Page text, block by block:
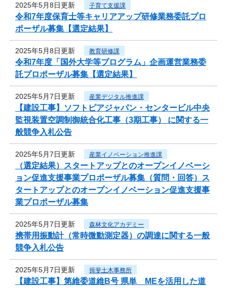
2025年5月8日更新 子育て支援課
令和7年度保育士等キャリアアップ研修業務委託プロ
ポーザル募集【選定結果】
2025年5月8日更新 教育研修課
令和7年度「国外大学等プログラム」企画運営業務委
託プロポーザル募集【選定結果】
2025年5月7日更新 産業デジタル推進課
【建設工事】ソフトピアジャパン・センタービル中央
監視装置空調制御統合化工事（3期工事） に関する一
般競争入札公告
2025年5月7日更新 産業イノベーション推進課
（選定結果）スタートアップとのオープンイノベーシ
ョン促進支援事業プロポーザル募集（質問・回答）ス
タートアップとのオープンイノベーション促進支援事
業プロポーザル募集
2025年5月7日更新 森林文化アカデミー
携帯用振動計（常時微動測定器）の調達に関する一般
競争入札公告
2025年5月7日更新 揖斐土木事務所
【建設工事】第維委道維B号 県単 MEを活用した道